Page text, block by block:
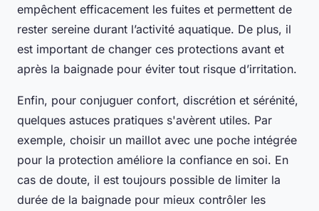
empêchent efficacement les fuites et permettent de
rester sereine durant l’activité aquatique. De plus, il
est important de changer ces protections avant et
après la baignade pour éviter tout risque d’irritation.
Enfin, pour conjuguer confort, discrétion et sérénité,
quelques astuces pratiques s'avèrent utiles. Par
exemple, choisir un maillot avec une poche intégrée
pour la protection améliore la confiance en soi. En
cas de doute, il est toujours possible de limiter la
durée de la baignade pour mieux contrôler les